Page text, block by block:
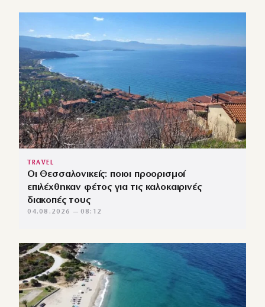
TRAVEL
Οι Θεσσαλονικείς: ποιοι προορισμοί
επιλέχθηκαν φέτος για τις καλοκαιρινές
διακοπές τους
04.08.2026 — 08:12